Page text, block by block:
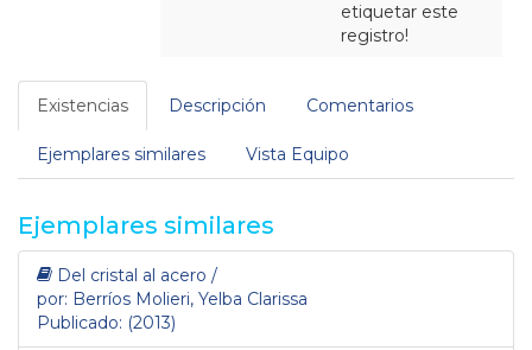
etiquetar este
registro!
Existencias Descripción Comentarios
Ejemplares similares Vista Equipo
Ejemplares similares
Del cristal al acero /
por: Berríos Molieri, Yelba Clarissa
Publicado: (2013)